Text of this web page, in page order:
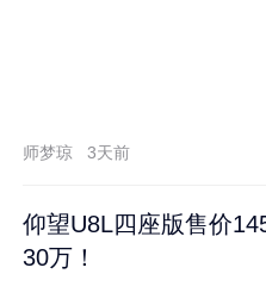
师梦琼 3天前
仰望U8L四座版售价
30万！